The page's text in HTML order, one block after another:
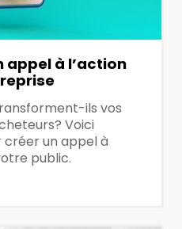
appel à l’action
ils vos
Voici
créer un appel à
public.